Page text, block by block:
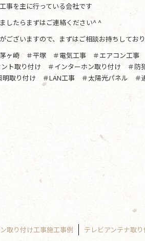
事を主に行っている会社です
したらまずはご連絡ください^ ^
ございますので、まずはご相談お持ちしてお
ヶ崎 ＃平塚 ＃電気工事 ＃エアコン工事
ト取り付け ＃インターホン取り付け ＃
明取り付け ＃LAN工事 ＃太陽光パネル
取り付け工事施工事例 テレビアンテナ取